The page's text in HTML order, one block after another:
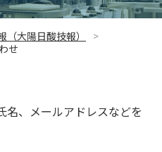
（大陽日酸技報）
>
せ
名、メールアドレスなどを